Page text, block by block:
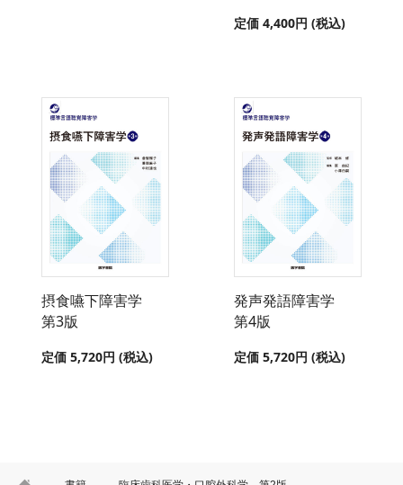
定価 4,400円 (税込)
摂食嚥下障害学
第3版
定価 5,720円 (税込)
発声発語障害学
第4版
定価 5,720円 (税込)